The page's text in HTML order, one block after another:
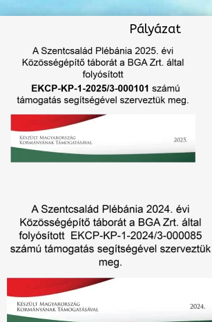
Pályázat